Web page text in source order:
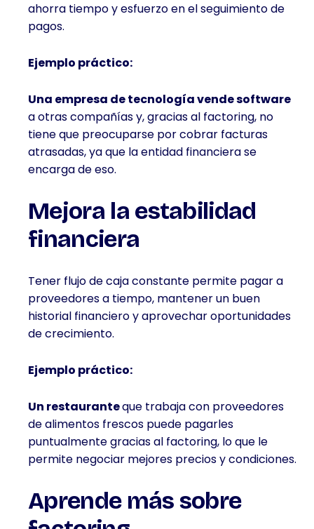
ahorra tiempo y esfuerzo en el seguimiento de
pagos.
Ejemplo práctico:
Una empresa de tecnología vende software
a otras compañías y, gracias al factoring, no
tiene que preocuparse por cobrar facturas
atrasadas, ya que la entidad financiera se
encarga de eso.
Mejora la estabilidad
financiera
Tener flujo de caja constante permite pagar a
proveedores a tiempo, mantener un buen
historial financiero y aprovechar oportunidades
de crecimiento.
Ejemplo práctico:
Un restauranteque trabaja con proveedores
de alimentos frescos puede pagarles
puntualmente gracias al factoring, lo que le
permite negociar mejores precios y condiciones.
Aprende más sobre